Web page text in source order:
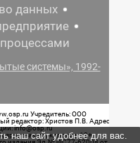
данных
системы», 1992-
Учредитель: ООО
редактор: Христов П.В. Адрес
info@osp.ru
маркировка: 12+
наш сайт удобнее для вас.